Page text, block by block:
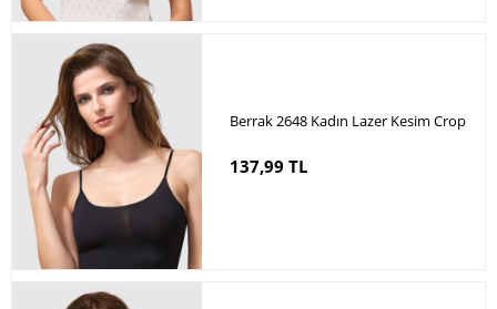
Berrak 2648 Kadın Lazer Kesim Crop
137,99 TL